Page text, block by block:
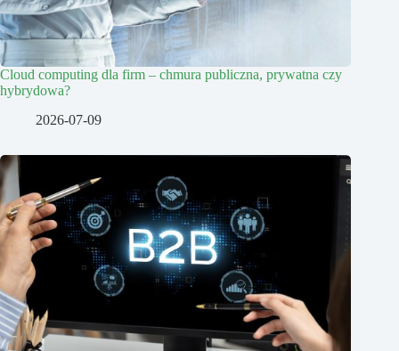
Cloud computing dla firm – chmura publiczna, prywatna czy
hybrydowa?
2026-07-09